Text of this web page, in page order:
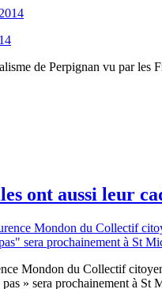
de Perpignan vu par les
ont aussi leur
Mondon du Collectif
» sera prochainement à